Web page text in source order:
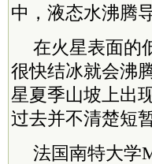
中，液态水沸腾
在火星表面的
很快结冰就会沸
星夏季山坡上出
过去并不清楚短
法国南特大学